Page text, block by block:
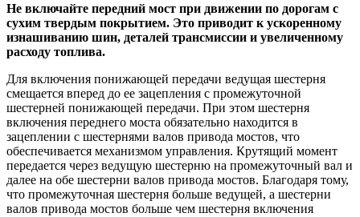
Не включайте передний мост при движении по дорогам с
сухим твердым покрытием. Это приводит к ускоренному
изнашиванию шин, деталей трансмиссии и увеличенному
расходу топлива.
Для включения понижающей передачи ведущая шестерня
смещается вперед до ее зацепления с промежуточной
шестерней понижающей передачи. При этом шестерня
включения переднего моста обязательно находится в
зацеплении с шестернями валов привода мостов, что
обеспечивается механизмом управления. Крутящий момент
передается через ведущую шестерню на промежуточный вал и
далее на обе шестерни валов привода мостов. Благодаря тому,
что промежуточная шестерня больше ведущей, а шестерни
валов привода мостов больше чем шестерня включения